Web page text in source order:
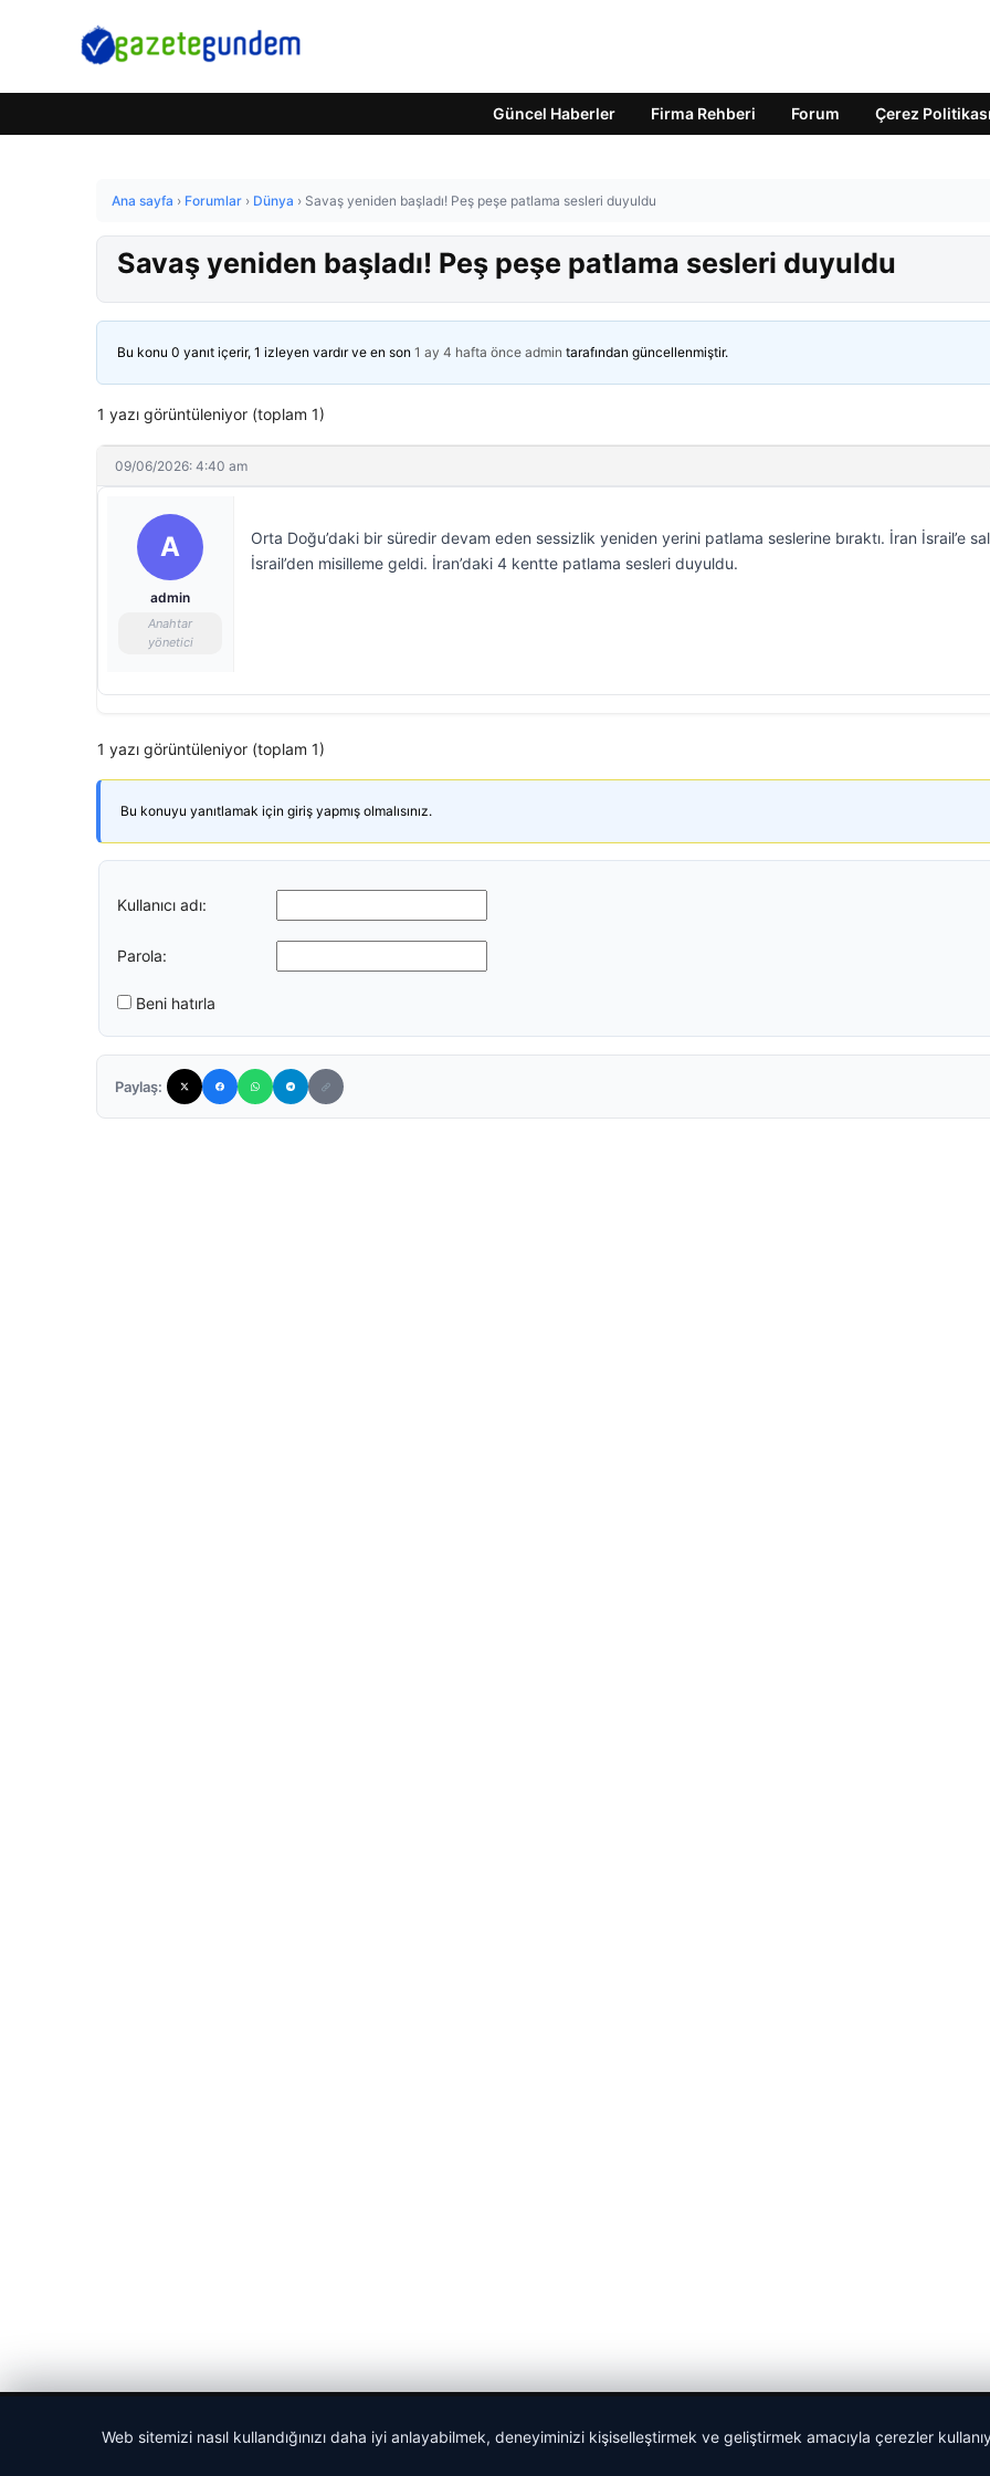
Güncel Haberler Firma Rehberi Forum Çerez Politikası
Ana sayfa › Forumlar › Dünya › Savaş yeniden başladı! Peş peşe patlama sesleri duyuldu
Savaş yeniden başladı! Peş peşe patlama sesleri duyuldu
Bu konu 0 yanıt içerir, 1 izleyen vardır ve en son 1 ay 4 hafta önce admin tarafından güncellenmiştir.
1 yazı görüntüleniyor (toplam 1)
09/06/2026: 4:40 am
A
admin
Anahtar
yönetici
Orta Doğu’daki bir süredir devam eden sessizlik yeniden yerini patlama seslerine bıraktı. İran İsrail’e
İsrail’den misilleme geldi. İran’daki 4 kentte patlama sesleri duyuldu.
1 yazı görüntüleniyor (toplam 1)
Bu konuyu yanıtlamak için giriş yapmış olmalısınız.
Kullanıcı adı:
Parola:
Beni hatırla
Paylaş:
Web sitemizi nasıl kullandığınızı daha iyi anlayabilmek, deneyiminizi kişiselleştirmek ve geliştirmek amacıyla çerezler